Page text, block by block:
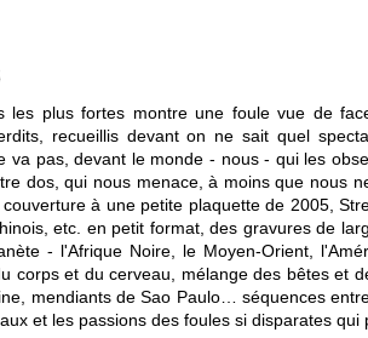
les plus fortes montre une foule vue de
recueillis devant on ne sait quel
va pas, devant le monde - nous - qui les
dos, qui nous menace, à moins que nous
à une petite plaquette de 2005,
etc. en petit format, des gravures de
- l'Afrique Noire, le Moyen-Orient,
corps et du cerveau, mélange des bêtes et
mendiants de Sao Paulo… séquences
et les passions des foules si disparates qui